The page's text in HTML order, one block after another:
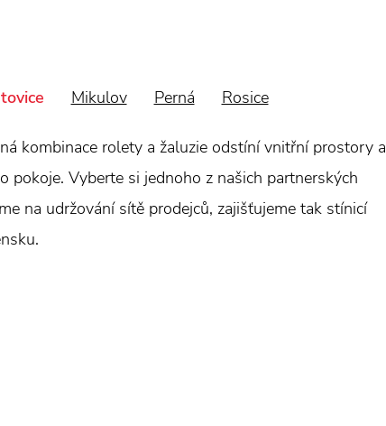
Mikulov Perná Rosice
kombinace rolety a žaluzie odstíní vnitřní prostory a
pokoje. Vyberte si jednoho z našich partnerských
na udržování sítě prodejců, zajišťujeme tak stínicí